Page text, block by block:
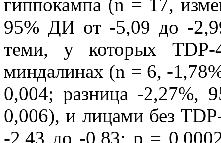
гиппокампа (n = 17,
95% ДИ от -5,09 до -
теми, у которых
миндалинах (n = 6, -
0,004; разница -
0,006), и лицами без
-2,43 до -0,83; p =